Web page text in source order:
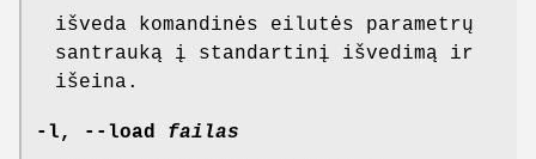
išveda komandinės eilutės parametrų
santrauką į standartinį išvedimą ir
išeina.
-l, --load failas